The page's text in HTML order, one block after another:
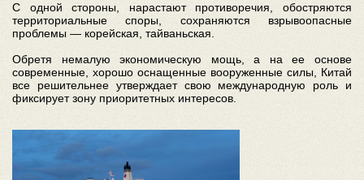
С одной стороны, нарастают противоречия, обостряются
территориальные споры, сохраняются взрывоопасные
проблемы — корейская, тайваньская.
Обретя немалую экономическую мощь, а на ее основе
современные, хорошо оснащенные вооруженные силы, Китай
все решительнее утверждает свою международную роль и
фиксирует зону приоритетных интересов.